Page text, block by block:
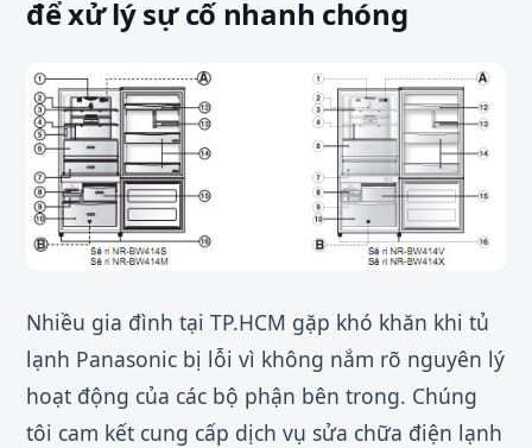
để xử lý sự cố nhanh chóng
Nhiều gia đình tại TP.HCM gặp khó khăn khi tủ
lạnh Panasonic bị lỗi vì không nắm rõ nguyên lý
hoạt động của các bộ phận bên trong. Chúng
tôi cam kết cung cấp dịch vụ sửa chữa điện lạnh